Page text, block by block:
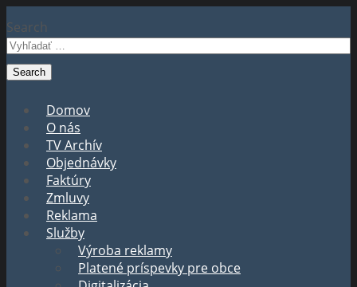
Search
Domov
O nás
TV Archív
Objednávky
Faktúry
Zmluvy
Reklama
Služby
Výroba reklamy
Platené príspevky pre obce